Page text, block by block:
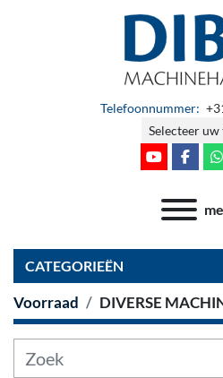
Telefoonnummer:
Selecteer uw
youtube
CATEGORIEËN
Voorraad DIVERSE